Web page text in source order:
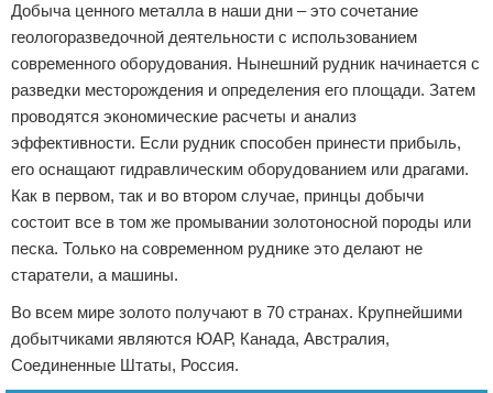
Добыча ценного металла в наши дни – это сочетание
геологоразведочной деятельности с использованием
современного оборудования. Нынешний рудник начинается с
разведки месторождения и определения его площади. Затем
проводятся экономические расчеты и анализ
эффективности. Если рудник способен принести прибыль,
его оснащают гидравлическим оборудованием или драгами.
Как в первом, так и во втором случае, принцы добычи
состоит все в том же промывании золотоносной породы или
песка. Только на современном руднике это делают не
старатели, а машины.
Во всем мире золото получают в 70 странах. Крупнейшими
добытчиками являются ЮАР, Канада, Австралия,
Соединенные Штаты, Россия.